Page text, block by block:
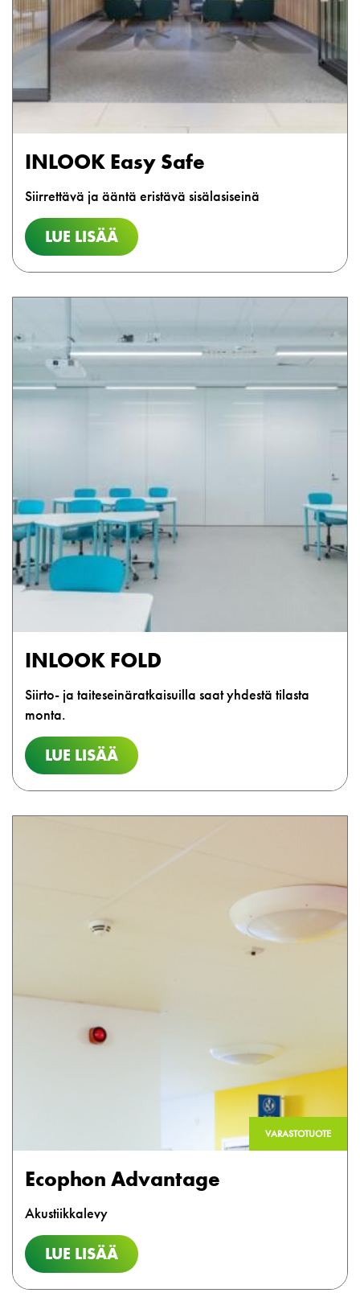
INLOOK Easy Safe
Siirrettävä ja ääntä eristävä sisälasiseinä
LUE LISÄÄ
INLOOK FOLD
Siirto- ja taiteseinäratkaisuilla saat yhdestä tilasta
monta.
LUE LISÄÄ
VARASTOTUOTE
Ecophon Advantage
Akustiikkalevy
LUE LISÄÄ